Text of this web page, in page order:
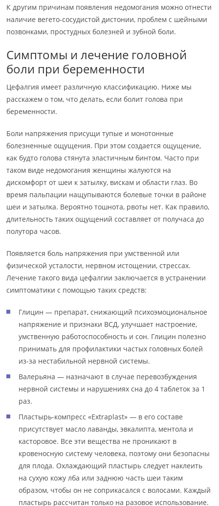
К другим причинам появления недомогания можно отнести
наличие вегето-сосудистой дистонии, проблем с шейными
позвонками, простудных болезней и зубной боли.
Симптомы и лечение головной
боли при беременности
Цефалгия имеет различную классификацию. Ниже мы
расскажем о том, что делать, если болит голова при
беременности.
Боли напряжения присущи тупые и монотонные
болезненные ощущения. При этом создается ощущение,
как будто голова стянута эластичным бинтом. Часто при
таком виде недомогания женщины жалуются на
дискомфорт от шеи к затылку, вискам и области глаз. Во
время пальпации нащупываются болевые точки в районе
шеи и затылка. Вероятно тошнота, рвоты нет. Как правило,
длительность таких ощущений составляет от получаса до
полутора часов.
Появляется боль напряжения при умственной или
физической усталости, нервном истощении, стрессах.
Лечение такого вида цефалгии заключается в устранении
симптоматики с помощью таких средств:
Глицин — препарат, снижающий психоэмоциональное
напряжение и признаки ВСД, улучшает настроение,
умственную работоспособность и сон. Глицин полезно
принимать для профилактики частых головных болей
из-за нестабильной нервной системы.
Валерьяна — назначают в случае перевозбуждения
нервной системы и нарушениях сна до 4 таблеток за 1
раз.
Пластырь-компресс «Extraplast» — в его составе
присутствует масло лаванды, эвкалипта, ментола и
касторовое. Все эти вещества не проникают в
кровеносную систему человека, поэтому они безопасны
для плода. Охлаждающий пластырь следует наклеить
на сухую кожу лба или заднюю часть шеи таким
образом, чтобы он не соприкасался с волосами. Каждый
пластырь рассчитан только на разовое использование.